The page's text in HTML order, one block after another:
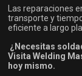
Las reparaciones
transporte y
eficiente a largo
¿Necesitas
Visita Welding
hoy mismo.